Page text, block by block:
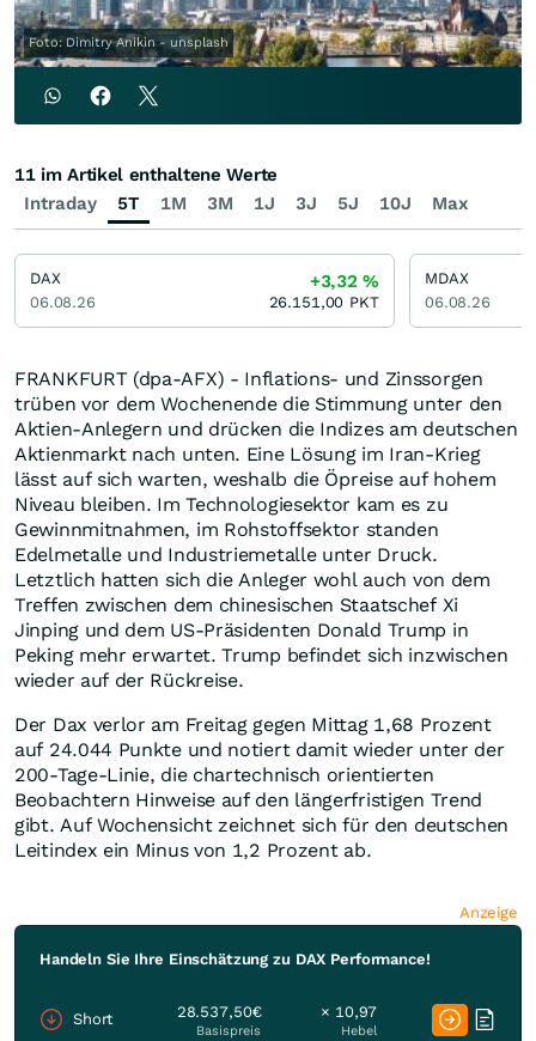
Foto: Dimitry Anikin - unsplash
FRANKFURT (dpa-AFX) - Inflations- und Zinssorgen
trüben vor dem Wochenende die Stimmung unter den
Aktien-Anlegern und drücken die Indizes am deutschen
Aktienmarkt nach unten. Eine Lösung im Iran-Krieg
lässt auf sich warten, weshalb die Öpreise auf hohem
Niveau bleiben. Im Technologiesektor kam es zu
Gewinnmitnahmen, im Rohstoffsektor standen
Edelmetalle und Industriemetalle unter Druck.
Letztlich hatten sich die Anleger wohl auch von dem
Treffen zwischen dem chinesischen Staatschef Xi
Jinping und dem US-Präsidenten Donald Trump in
Peking mehr erwartet. Trump befindet sich inzwischen
wieder auf der Rückreise.
Der Dax verlor am Freitag gegen Mittag 1,68 Prozent
auf 24.044 Punkte und notiert damit wieder unter der
200-Tage-Linie, die chartechnisch orientierten
Beobachtern Hinweise auf den längerfristigen Trend
gibt. Auf Wochensicht zeichnet sich für den deutschen
Leitindex ein Minus von 1,2 Prozent ab.
Anzeige
Handeln Sie Ihre Einschätzung zu DAX Performance!
Short 28.537,50€
Basispreis
× 10,97
Hebel
Intraday 5T 1M 3M 1J 3J 5J 10J Max
11 im Artikel enthaltene Werte
DAX
06.08.26
+3,32%
26.151,00 PKT
MDAX
06.08.26